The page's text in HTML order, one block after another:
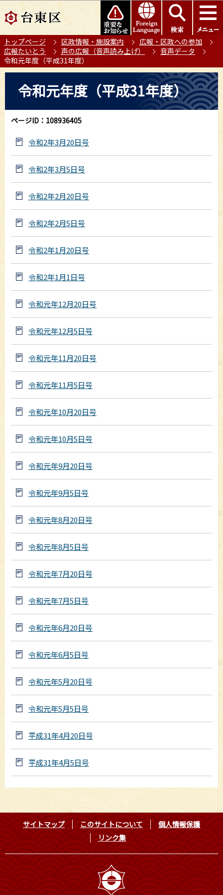
の
ー
ジ
の
このページの本文へ移動
トップページ 区政情報・施設案内
広報・区政への参加
広報たいとう
声の広報（音声読み上げ）
音声データ
令和元年度（平成31年度）
令和元年度（平成31年度）
ページID：108936405
令和2年3月20日号
令和2年3月5日号
令和2年2月20日号
令和2年2月5日号
令和2年1月20日号
令和2年1月1日号
令和元年12月20日号
令和元年12月5日号
令和元年11月20日号
令和元年11月5日号
令和元年10月20日号
令和元年10月5日号
令和元年9月20日号
令和元年9月5日号
令和元年8月20日号
令和元年8月5日号
令和元年7月20日号
令和元年7月5日号
令和元年6月20日号
令和元年6月5日号
令和元年5月20日号
令和元年5月5日号
平成31年4月20日号
平成31年4月5日号
サイトマップ このサイトについて
個人情報保護
リンク集